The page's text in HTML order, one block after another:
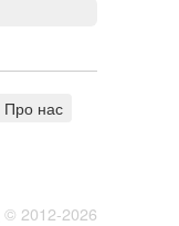
Про нас
© 2012-2026